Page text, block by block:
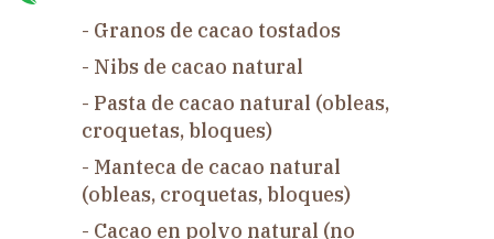
- Granos de cacao tostados
- Nibs de cacao natural
- Pasta de cacao natural (obleas,
croquetas, bloques)
- Manteca de cacao natural
(obleas, croquetas, bloques)
- Cacao en polvo natural (no